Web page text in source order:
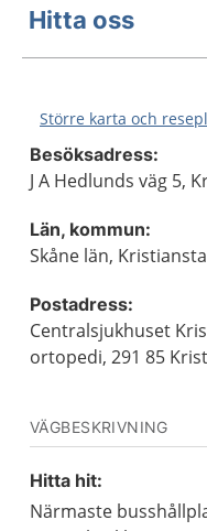
Hitta oss
Större karta och
Besöksadress:
J A Hedlunds väg 5,
Län, kommun:
Skåne län,
Postadress:
Centralsjukhuset
ortopedi, 291 85
VÄGBESKRIVNING
Hitta hit:
Närmaste